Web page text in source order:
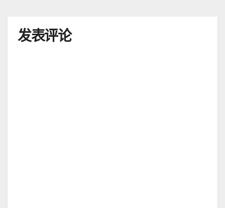
发表评论